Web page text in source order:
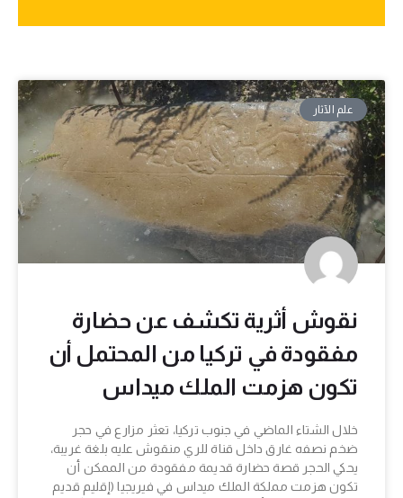
علم الآثار
نقوش أثرية تكشف عن حضارة
مفقودة في تركيا من المحتمل أن
تكون هزمت الملك ميداس
خلال الشتاء الماضي في جنوب تركيا، تعثر مزارع في حجر
ضخم نصفه غارق داخل قناة للري منقوش عليه بلغة غريبة،
يحكي الحجر قصة حضارة قديمة مفقودة من الممكن أن
تكون هزمت مملكة الملك ميداس في فيريجيا (إقليم قديم